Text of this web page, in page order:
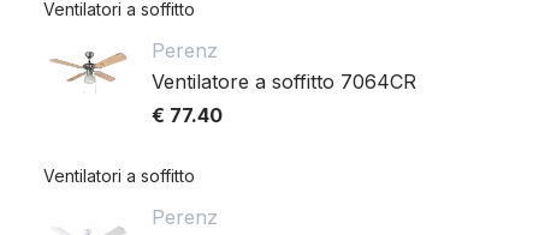
Ventilatori a soffitto
Perenz
Ventilatore a soffitto 7064CR
€ 77.40
Ventilatori a soffitto
Perenz